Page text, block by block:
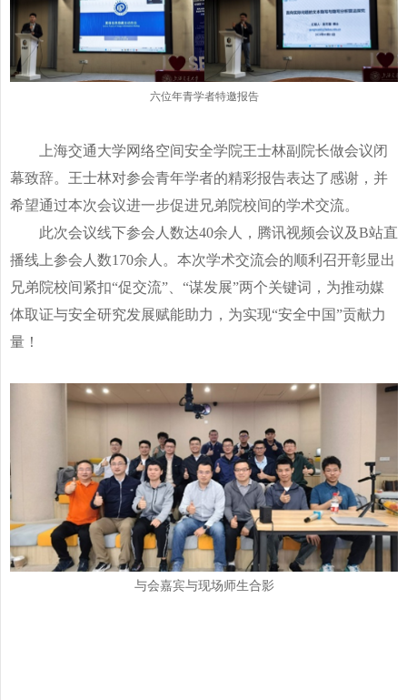
六位年青学者特邀报告
上海交通大学网络空间安全学院王士林副院长做会议闭
幕致辞。王士林对参会青年学者的精彩报告表达了感谢，并
希望通过本次会议进一步促进兄弟院校间的学术交流。
此次会议线下参会人数达40余人，腾讯视频会议及B站直
播线上参会人数170余人。本次学术交流会的顺利召开彰显出
兄弟院校间紧扣“促交流”、“谋发展”两个关键词，为推动媒
体取证与安全研究发展赋能助力，为实现“安全中国”贡献力
量！
与会嘉宾与现场师生合影